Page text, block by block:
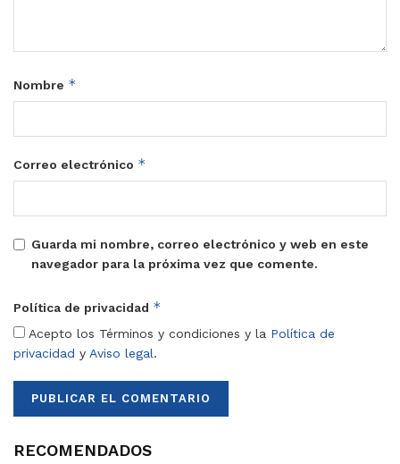
Nombre *
Correo electrónico *
Guarda mi nombre, correo electrónico y web en este
navegador para la próxima vez que comente.
Política de privacidad *
Acepto los Términos y condiciones y la Política de
privacidad y Aviso legal.
RECOMENDADOS